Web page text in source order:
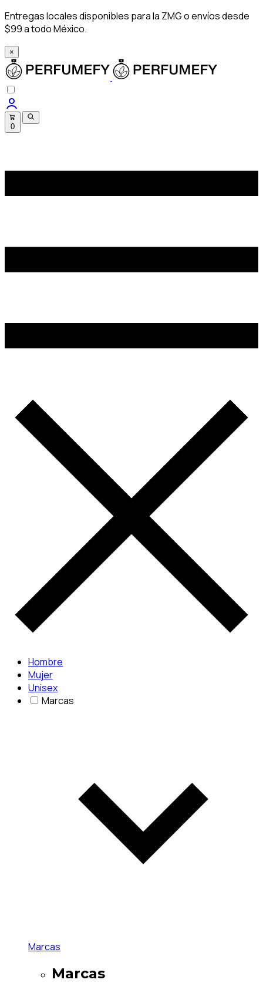
Entregas locales disponibles para la ZMG o envíos desde
$99 a todo México.
×
0
Hombre
Mujer
Unisex
Marcas
Marcas
Marcas